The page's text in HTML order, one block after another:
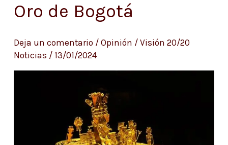
Oro de Bogotá
Deja un comentario / Opinión / Visión 20/20
Noticias / 13/01/2024
del
del